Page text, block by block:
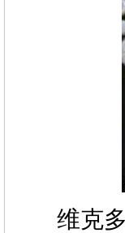
维克多-